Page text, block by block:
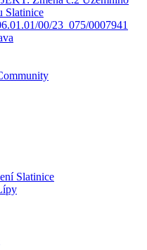
Slatinice
00/23_075/0007941
Slatinice